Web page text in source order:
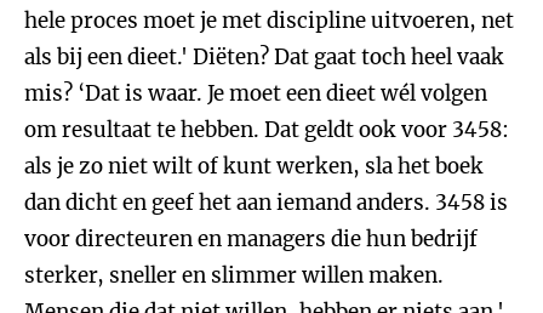
hele proces moet je met discipline uitvoeren, net
als bij een dieet.' Diëten? Dat gaat toch heel vaak
mis? ‘Dat is waar. Je moet een dieet wél volgen
om resultaat te hebben. Dat geldt ook voor 3458:
als je zo niet wilt of kunt werken, sla het boek
dan dicht en geef het aan iemand anders. 3458 is
voor directeuren en managers die hun bedrijf
sterker, sneller en slimmer willen maken.